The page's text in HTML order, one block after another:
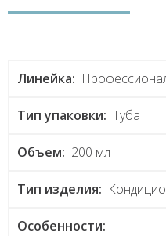
Линейка:
Тип упаковки: Туба
Объем: 200 мл
Тип изделия:
Особенности: